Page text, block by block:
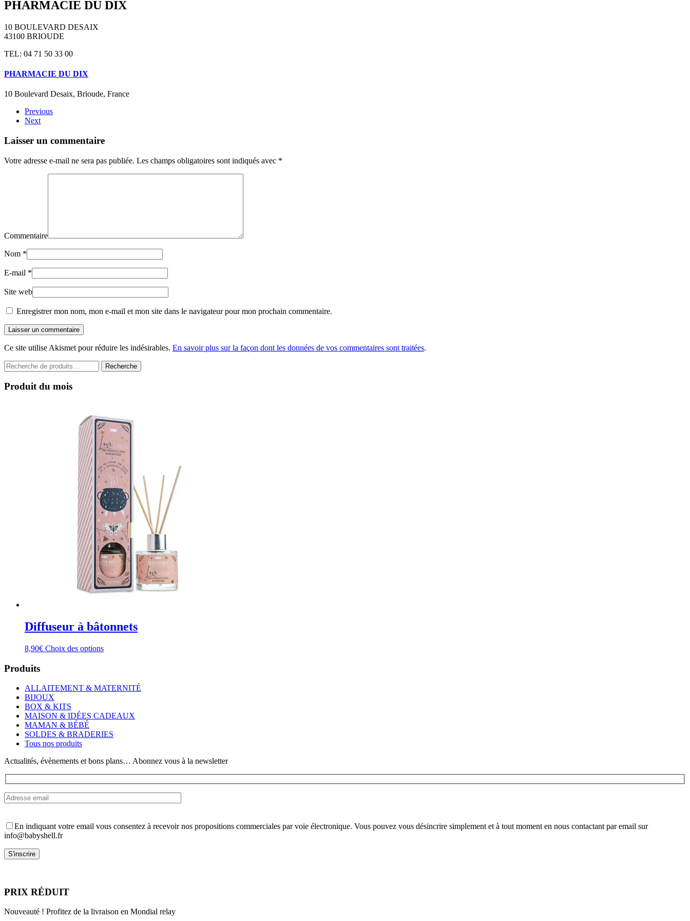
PHARMACIE DU DIX
10 BOULEVARD DESAIX
43100 BRIOUDE
TEL: 04 71 50 33 00
PHARMACIE DU DIX
10 Boulevard Desaix, Brioude, France
Previous
Next
Laisser un commentaire
Votre adresse e-mail ne sera pas publiée. Les champs obligatoires sont indiqués avec *
Commentaire
Nom *
E-mail *
Site web
Enregistrer mon nom, mon e-mail et mon site dans le navigateur pour mon prochain commentaire.
Laisser un commentaire
Ce site utilise Akismet pour réduire les indésirables. En savoir plus sur la façon dont les données de vos commentaires sont traitées.
Recherche
pour :
Recherche
Produit du mois
Diffuseur à bâtonnets
8,90€ Choix des optionsCe
variations.
Les
peuvent
être
choisies
sur
page
du
produit
Produits
ALLAITEMENT & MATERNITÉ
BIJOUX
BOX & KITS
MAISON & IDÉES CADEAUX
MAMAN & BÉBÉ
SOLDES & BRADERIES
Tous nos produits
Actualités, évènements et bons plans… Abonnez vous à la newsletter
En indiquant votre email vous consentez à recevoir nos propositions commerciales par voie électronique. Vous pouvez vous désincrire simplement et à tout moment en nous contactant par email sur
info@babyshell.fr
PRIX RÉDUIT
Nouveauté ! Profitez de la livraison en Mondial relay